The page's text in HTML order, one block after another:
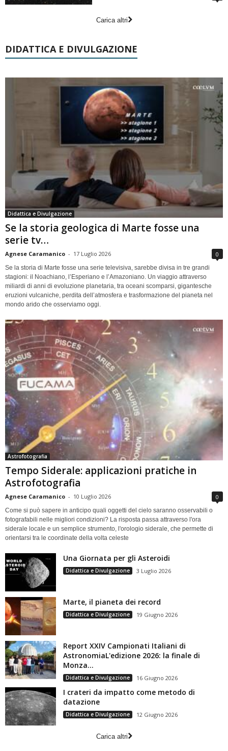
Carica altri
DIDATTICA E DIVULGAZIONE
Didattica e Divulgazione
Se la storia geologica di Marte fosse una
serie tv…
Agnese Caramanico - 17 Luglio 2026 0
Se la storia di Marte fosse una serie televisiva, sarebbe divisa in tre grandi
stagioni: il Noachiano, l’Esperiano e l’Amazoniano. Un viaggio attraverso
miliardi di anni di evoluzione planetaria, tra oceani scomparsi, gigantesche
eruzioni vulcaniche, perdita dell’atmosfera e trasformazione del pianeta nel
mondo arido che osserviamo oggi.
Astrofotografia
Tempo Siderale: applicazioni pratiche in
Astrofotografia
Agnese Caramanico - 10 Luglio 2026 0
Come si può sapere in anticipo quali oggetti del cielo saranno osservabili o
fotografabili nelle migliori condizioni? La risposta passa attraverso l'ora
siderale locale e un semplice strumento, l'orologio siderale, che permette di
orientarsi tra le coordinate della volta celeste
Una Giornata per gli Asteroidi
Didattica e Divulgazione 3 Luglio 2026
Marte, il pianeta dei record
Didattica e Divulgazione 19 Giugno 2026
Report XXIV Campionati Italiani di
AstronomiaL'edizione 2026: la finale di
Monza...
Didattica e Divulgazione 16 Giugno 2026
I crateri da impatto come metodo di
datazione
Didattica e Divulgazione 12 Giugno 2026
Carica altri